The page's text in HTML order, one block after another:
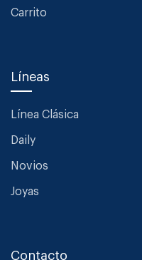
Carrito
Líneas
Línea Clásica
Daily
Novios
Joyas
Contacto